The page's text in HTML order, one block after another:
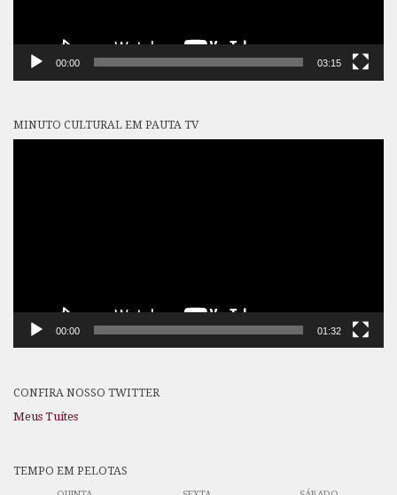
00:00 03:15
MINUTO CULTURAL EM PAUTA TV
00:00 01:32
CONFIRA NOSSO TWITTER
Meus Tuítes
TEMPO EM PELOTAS